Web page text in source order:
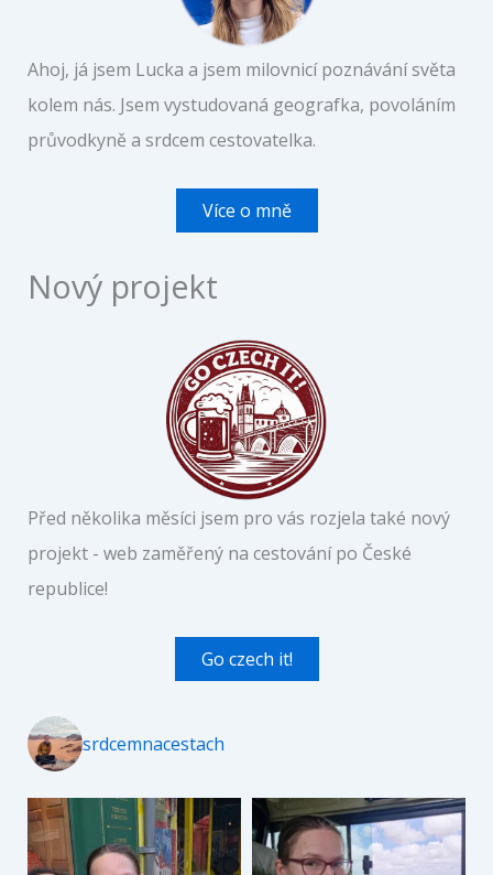
Ahoj, já jsem Lucka a jsem milovnicí poznávání světa
kolem nás. Jsem vystudovaná geografka, povoláním
průvodkyně a srdcem cestovatelka.
Více o mně
Nový projekt
Před několika měsíci jsem pro vás rozjela také nový
projekt - web zaměřený na cestování po České
republice!
Go czech it!
srdcemnacestach